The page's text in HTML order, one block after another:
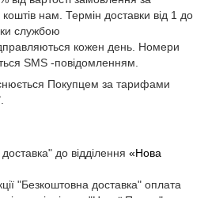
нам. Термін доставки від 1 до
службою
кожен день. Номери
SMS -повідомленням.
Покупцем за тарифами
до відділення «Нова
"Безкоштовна доставка" оплата